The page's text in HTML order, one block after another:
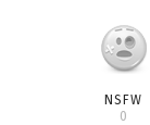
NSFW
0